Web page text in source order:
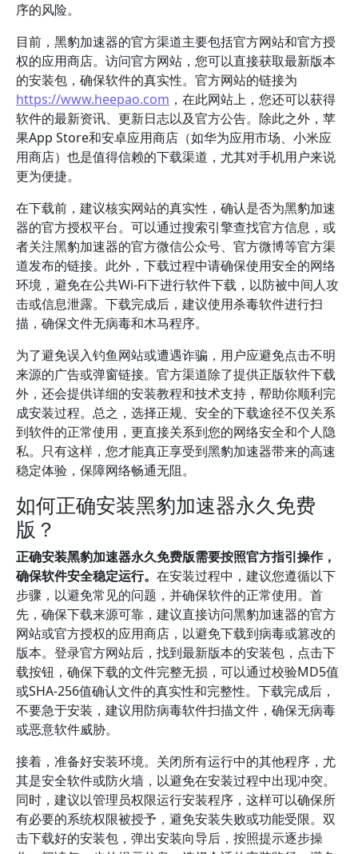
序的风险。
目前，黑豹加速器的官方渠道主要包括官方网站和官方授
权的应用商店。访问官方网站，您可以直接获取最新版本
的安装包，确保软件的真实性。官方网站的链接为
https://www.heepao.com ，在此网站上，您还可以获得
软件的最新资讯、更新日志以及官方公告。除此之外，苹
果App Store和安卓应用商店（如华为应用市场、小米应
用商店）也是值得信赖的下载渠道，尤其对手机用户来说
更为便捷。
在下载前，建议核实网站的真实性，确认是否为黑豹加速
器的官方授权平台。可以通过搜索引擎查找官方信息，或
者关注黑豹加速器的官方微信公众号、官方微博等官方渠
道发布的链接。此外，下载过程中请确保使用安全的网络
环境，避免在公共Wi-Fi下进行软件下载，以防被中间人攻
击或信息泄露。下载完成后，建议使用杀毒软件进行扫
描，确保文件无病毒和木马程序。
为了避免误入钓鱼网站或遭遇诈骗，用户应避免点击不明
来源的广告或弹窗链接。官方渠道除了提供正版软件下载
外，还会提供详细的安装教程和技术支持，帮助你顺利完
成安装过程。总之，选择正规、安全的下载途径不仅关系
到软件的正常使用，更直接关系到您的网络安全和个人隐
私。只有这样，您才能真正享受到黑豹加速器带来的高速
稳定体验，保障网络畅通无阻。
如何正确安装黑豹加速器永久免费
版？
正确安装黑豹加速器永久免费版需要按照官方指引操作，
确保软件安全稳定运行。 在安装过程中，建议您遵循以下
步骤，以避免常见的问题，并确保软件的正常使用。首
先，确保下载来源可靠，建议直接访问黑豹加速器的官方
网站或官方授权的应用商店，以避免下载到病毒或篡改的
版本。登录官方网站后，找到最新版本的安装包，点击下
载按钮，确保下载的文件完整无损，可以通过校验MD5值
或SHA-256值确认文件的真实性和完整性。下载完成后，
不要急于安装，建议用防病毒软件扫描文件，确保无病毒
或恶意软件威胁。
接着，准备好安装环境。关闭所有运行中的其他程序，尤
其是安全软件或防火墙，以避免在安装过程中出现冲突。
同时，建议以管理员权限运行安装程序，这样可以确保所
有必要的系统权限被授予，避免安装失败或功能受限。双
击下载好的安装包，弹出安装向导后，按照提示逐步操